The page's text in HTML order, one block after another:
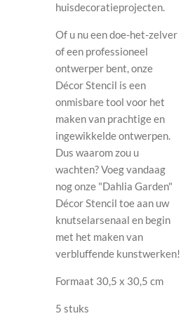
huisdecoratieprojecten.
Of u nu een doe-het-zelver
of een professioneel
ontwerper bent, onze
Décor Stencil is een
onmisbare tool voor het
maken van prachtige en
ingewikkelde ontwerpen.
Dus waarom zou u
wachten? Voeg vandaag
nog onze "Dahlia Garden"
Décor Stencil toe aan uw
knutselarsenaal en begin
met het maken van
verbluffende kunstwerken!
Formaat 30,5 x 30,5 cm
5 stuks